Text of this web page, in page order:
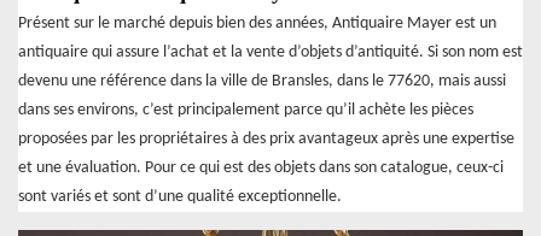
Présent sur le marché depuis bien des années, Antiquaire Mayer est un
antiquaire qui assure l’achat et la vente d’objets d’antiquité. Si son nom est
devenu une référence dans la ville de Bransles, dans le 77620, mais aussi
dans ses environs, c’est principalement parce qu’il achète les pièces
proposées par les propriétaires à des prix avantageux après une expertise
et une évaluation. Pour ce qui est des objets dans son catalogue, ceux-ci
sont variés et sont d’une qualité exceptionnelle.